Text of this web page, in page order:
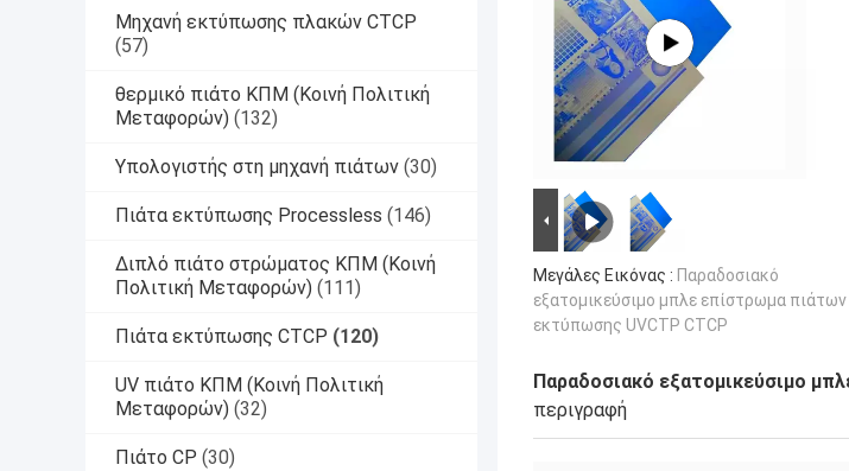
Μηχανή εκτύπωσης πλακών CTCP
(57)
θερμικό πιάτο ΚΠΜ (Κοινή Πολιτική
Μεταφορών) (132)
Υπολογιστής στη μηχανή πιάτων (30)
Πιάτα εκτύπωσης Processless (146)
Διπλό πιάτο στρώματος ΚΠΜ (Κοινή
Πολιτική Μεταφορών) (111)
Πιάτα εκτύπωσης CTCP (120)
UV πιάτο ΚΠΜ (Κοινή Πολιτική
Μεταφορών) (32)
Πιάτο CP (30)
Μεγάλες Εικόνας : Παραδοσιακό
εξατομικεύσιμο μπλε επίστρωμα πιάτων
εκτύπωσης UVCTP CTCP
Παραδοσιακό εξατομικεύσιμο
περιγραφή